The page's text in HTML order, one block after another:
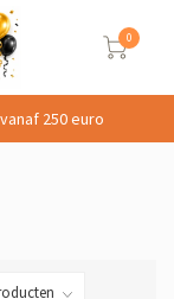
0
250 euro